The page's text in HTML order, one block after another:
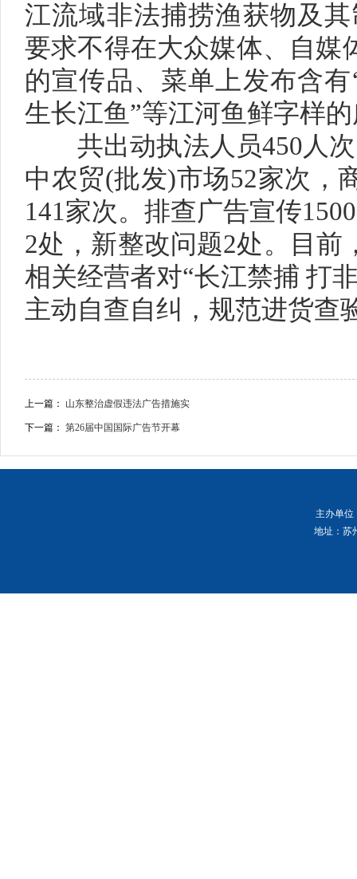
江流域非法捕捞渔获物及
要求不得在大众媒体、自媒
的宣传品、菜单上发布含
生长江鱼”等江河鱼鲜字样
共出动执法人员450人次
中农贸(批发)市场52家次，
141家次。排查广告宣传
2处，新整改问题2处。目
相关经营者对“长江禁捕 打
主动自查自纠，规范进货查
上一篇： 山东整治虚假违法广告措施实
下一篇： 第26届中国国际广告节开幕
主办单
地址：苏